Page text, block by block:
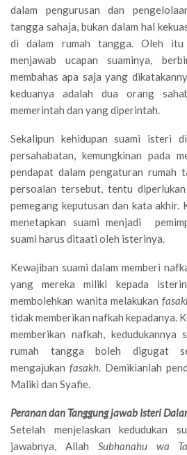
dalam pengurusan dan
tangga sahaja, bukan dalam hal
di dalam rumah tangga. Oleh
menjawab ucapan suaminya,
membahas apa saja yang
keduanya adalah dua orang
memerintah dan yang diperintah.
Sekalipun kehidupan suami isteri
persahabatan, kemungkinan pada
pendapat dalam pengaturan rumah
persoalan tersebut, tentu
pemegang keputusan dan kata
menetapkan suami menjadi
suami harus ditaati oleh isterinya.
Kewajiban suami dalam memberi
yang mereka miliki kepada
membolehkan wanita melakukan
tidak memberikan nafkah kepadanya.
memberikan nafkah, kedudukannya
rumah tangga boleh digugat
mengajukan fasakh. Demikianlah
Maliki dan Syafie.
Peranan dan Tanggung jawab Isteri
Setelah menjelaskan kedudukan
jawabnya, Allah Subhanahu wa